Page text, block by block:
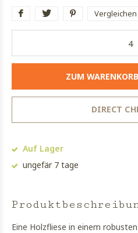
Vergleichen
ZUM
DIRECT
Auf Lager
ungefär 7 tage
Eine Holzfliese in einem